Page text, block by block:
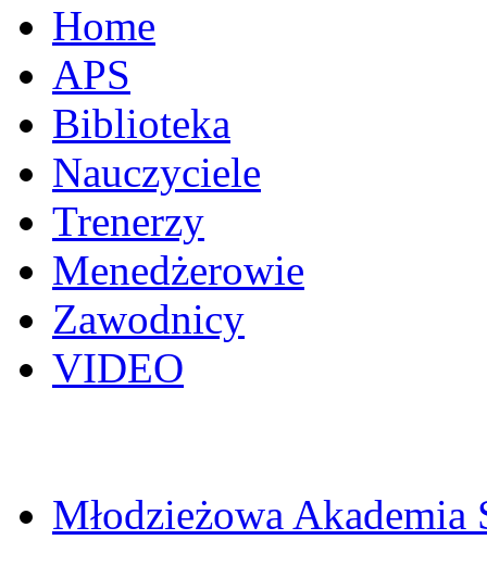
Home
APS
Biblioteka
Nauczyciele
Trenerzy
Menedżerowie
Zawodnicy
VIDEO
Młodzieżowa